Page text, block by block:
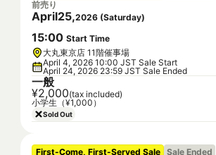
前売り
April25,2026 (Saturday)
15:00 Start Time
大丸東京店 11階催事場
April 4, 2026 10:00 JST Sale Start
April 24, 2026 23:59 JST Sale Ended
一般
¥2,000(tax included)
小学生（¥1,000）
Sold Out
First-Come, First-Served Sale Sale Ended